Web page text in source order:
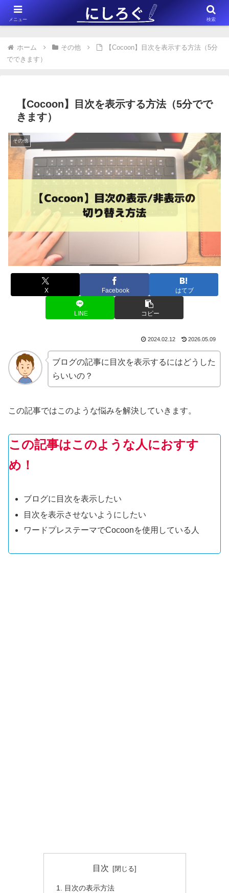
※このサイトはアフィリエイト広告（Amazonアソシエイト含む）を掲載
しています。
ホーム その他
【Cocoon】目次を表示する方法（5分
でできます）
【Cocoon】目次を表示する方法（5分でで
きます）
その他
X Facebook はてブ
LINE コピー
2024.02.12 2026.05.09
ブログの記事に目次を表示するにはどうした
らいいの？
この記事ではこのような悩みを解決していきます。
この記事はこのような人におすす
め！
ブログに目次を表示したい
目次を表示させないようにしたい
ワードプレステーマでCocoonを使用している人
目次
目次の表示方法
メニュー 検索